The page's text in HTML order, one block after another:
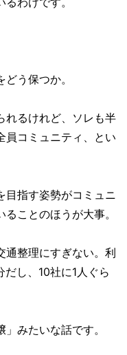
う保つか。
れるけれど、ソレも半
員コミュニティ、とい
目指す姿勢がコミュニ
ことのほうが大事。
通整理にすぎない。利
し、10社に1人ぐら
みたいな話です。